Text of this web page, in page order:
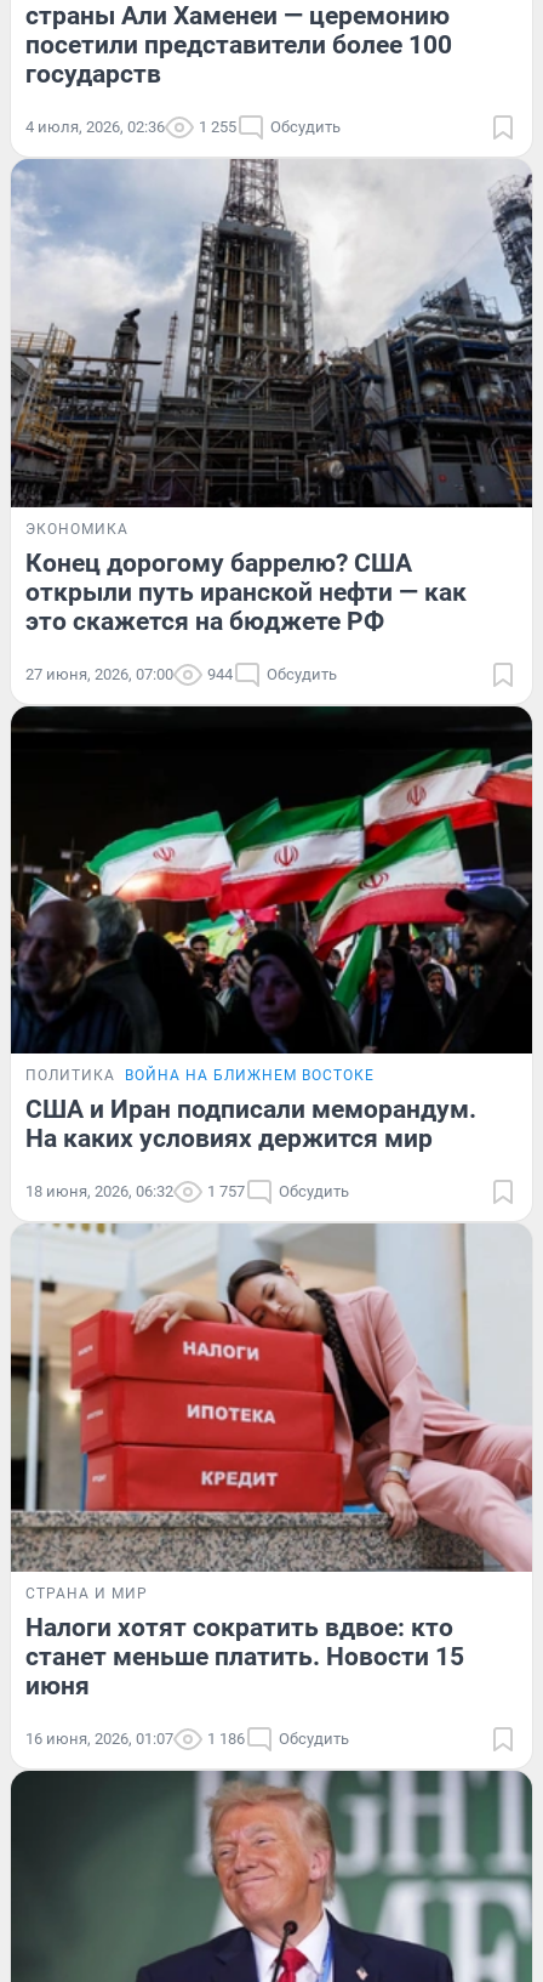
страны Али Хаменеи — церемонию
посетили представители более 100
государств
4 июля, 2026, 02:36 1 255 Обсудить
ЭКОНОМИКА
Конец дорогому баррелю? США
открыли путь иранской нефти — как
это скажется на бюджете РФ
27 июня, 2026, 07:00 944 Обсудить
ПОЛИТИКА ВОЙНА НА БЛИЖНЕМ ВОСТОКЕ
США и Иран подписали меморандум.
На каких условиях держится мир
18 июня, 2026, 06:32 1 757 Обсудить
СТРАНА И МИР
Налоги хотят сократить вдвое: кто
станет меньше платить. Новости 15
июня
16 июня, 2026, 01:07 1 186 Обсудить